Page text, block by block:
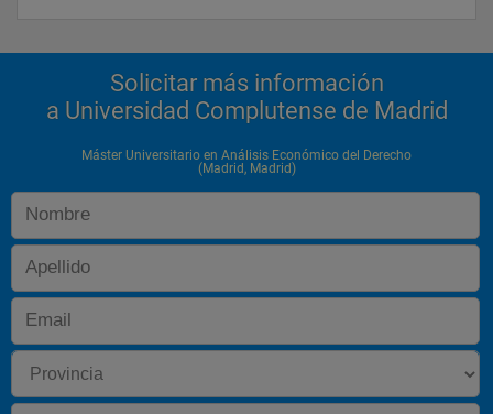
Solicitar más información
a Universidad Complutense de Madrid
Máster Universitario en Análisis Económico del Derecho
(Madrid, Madrid)